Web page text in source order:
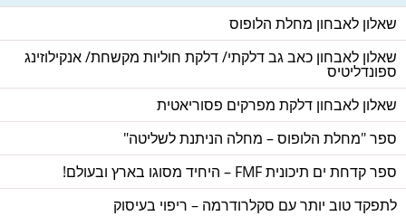
שאלון לאבחון מחלת הלופוס
שאלון לאבחון כאב גב דלקתי/ דלקת חוליות מקשחת/ אנקילוזינג
ספונדליטיס
שאלון לאבחון דלקת מפרקים פסוריאטית
ספר "מחלת הלופוס – מחלה הניתנת לשליטה"
ספר קדחת ים תיכונית FMF – היחיד מסוגו בארץ ובעולם!
לתפקד טוב יותר עם סקלרודרמה – ריפוי בעיסוק